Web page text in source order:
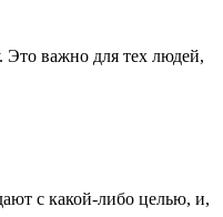
Это важно для тех людей,
с какой-либо целью, и,